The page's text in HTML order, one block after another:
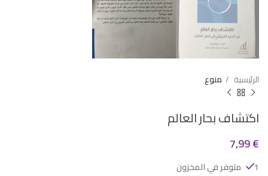
الرئيسية منوع
اكتشاف بحار العالم
7,99€
1 متوفر في المخزون